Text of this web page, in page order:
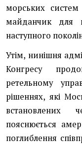
морських
майданчик для
наступного
Утім, нинішня
Конгресу
ретельному
рішеннях, які
пояснюється
поглиблення